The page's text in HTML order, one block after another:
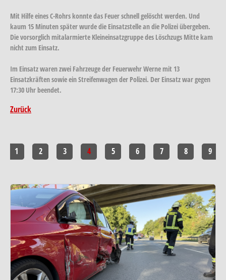
Mit Hilfe eines C-Rohrs konnte das Feuer schnell gelöscht werden. Und
kaum 15 Minuten später wurde die Einsatzstelle an die Polizei übergeben.
Die vorsorglich mitalarmierte Kleineinsatzgruppe des Löschzugs Mitte kam
nicht zum Einsatz.
Im Einsatz waren zwei Fahrzeuge der Feuerwehr Werne mit 13
Einsatzkräften sowie ein Streifenwagen der Polizei. Der Einsatz war gegen
17:30 Uhr beendet.
Zurück
1 2 3 4 5 6 7 8 9